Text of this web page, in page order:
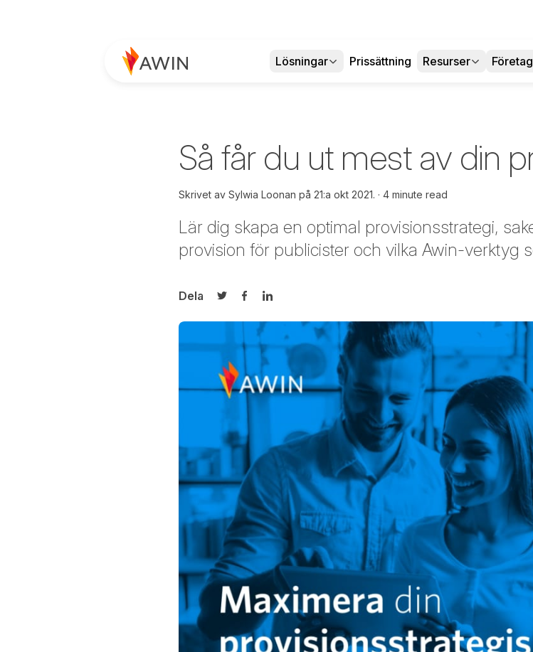
Lösningar Prissättning Resurser Företag
Så får du ut mest av din
Skrivet av Sylwia Loonan på 21:a okt 2021. 4 minute read
Lär dig skapa en optimal provisionsstrategi,
provision för publicister och vilka Awin-verktyg
Dela
Dela på Twitter
Dela på Facebook
Dela på LinkedIn